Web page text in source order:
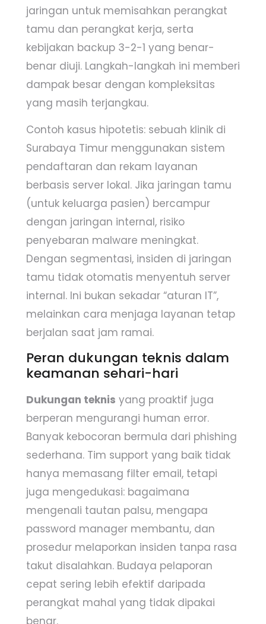
jaringan untuk memisahkan perangkat
tamu dan perangkat kerja, serta
kebijakan backup 3-2-1 yang benar-
benar diuji. Langkah-langkah ini memberi
dampak besar dengan kompleksitas
yang masih terjangkau.
Contoh kasus hipotetis: sebuah klinik di
Surabaya Timur menggunakan sistem
pendaftaran dan rekam layanan
berbasis server lokal. Jika jaringan tamu
(untuk keluarga pasien) bercampur
dengan jaringan internal, risiko
penyebaran malware meningkat.
Dengan segmentasi, insiden di jaringan
tamu tidak otomatis menyentuh server
internal. Ini bukan sekadar “aturan IT”,
melainkan cara menjaga layanan tetap
berjalan saat jam ramai.
Peran dukungan teknis dalam
keamanan sehari-hari
Dukungan teknis yang proaktif juga
berperan mengurangi human error.
Banyak kebocoran bermula dari phishing
sederhana. Tim support yang baik tidak
hanya memasang filter email, tetapi
juga mengedukasi: bagaimana
mengenali tautan palsu, mengapa
password manager membantu, dan
prosedur melaporkan insiden tanpa rasa
takut disalahkan. Budaya pelaporan
cepat sering lebih efektif daripada
perangkat mahal yang tidak dipakai